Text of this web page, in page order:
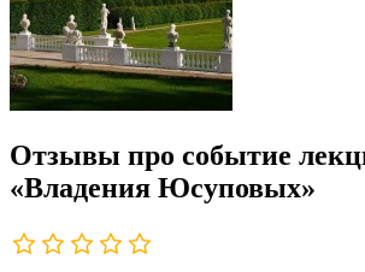
Отзывы про событие
«Владения Юсуповых»